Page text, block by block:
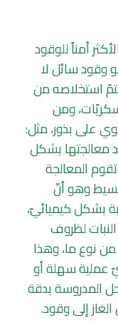
أمناً للوقود
وقود سائل لا
استخلاصه من
ومن
على بذور، مثل:
معالجتها بشكل
المعالجة
بسيط وهو أنّ
بشكل كيميائيّ،
لظروف
من نوع ما، وهذا
عملية سهلة أو
المدروسة بدقة
إلى وقود.